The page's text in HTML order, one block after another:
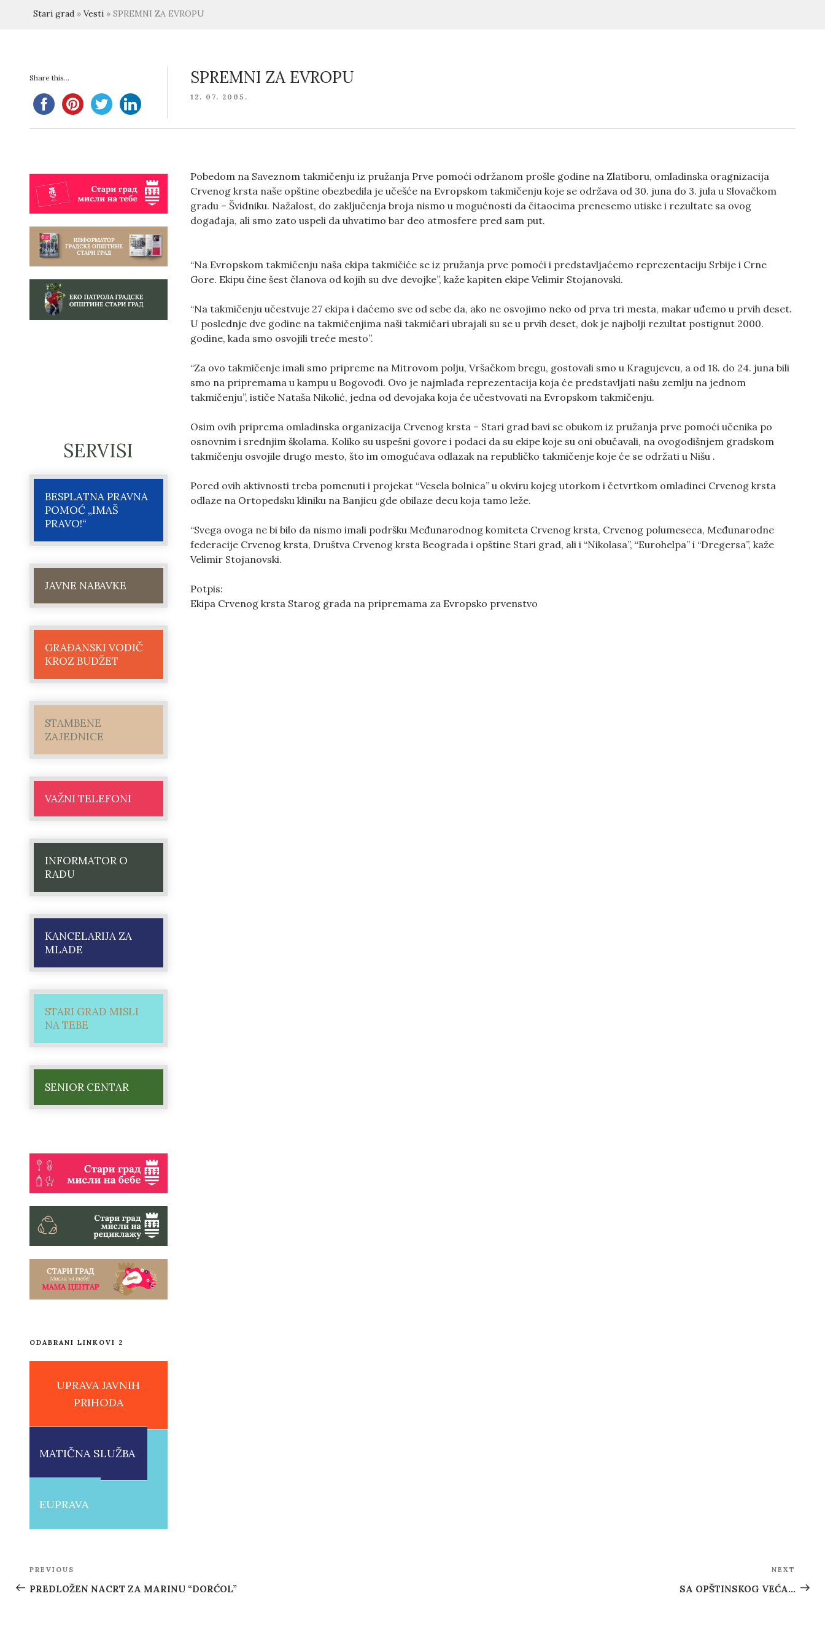
Stari grad » Vesti » SPREMNI ZA EVROPU
Share this... SPREMNI ZA EVROPU
POSTED
12. 07. 2005.
SERVISI
BESPLATNA PRAVNA
POMOĆ „IMAŠ
PRAVO!“
JAVNE NABAVKE
GRAĐANSKI VODIČ
KROZ BUDŽET
STAMBENE
ZAJEDNICE
VAŽNI TELEFONI
INFORMATOR O
RADU
KANCELARIJA ZA
MLADE
STARI GRAD MISLI
NA TEBE
SENIOR CENTAR
ODABRANI LINKOVI 2
UPRAVA JAVNIH
PRIHODA
MATIČNA SLUŽBA
EUPRAVA
Pobedom na Saveznom takmičenju iz pružanja Prve pomoći održanom prošle godine na Zlatiboru, omladinska oragnizacija
Crvenog krsta naše opštine obezbedila je učešće na Evropskom takmičenju koje se održava od 30. juna do 3. jula u Slovačkom
gradu – Švidniku. Nažalost, do zaključenja broja nismo u mogućnosti da čitaocima prenesemo utiske i rezultate sa ovog
događaja, ali smo zato uspeli da uhvatimo bar deo atmosfere pred sam put.
“Na Evropskom takmičenju naša ekipa takmičiće se iz pružanja prve pomoći i predstavljaćemo reprezentaciju Srbije i Crne
Gore. Ekipu čine šest članova od kojih su dve devojke”, kaže kapiten ekipe Velimir Stojanovski.
“Na takmičenju učestvuje 27 ekipa i daćemo sve od sebe da, ako ne osvojimo neko od prva tri mesta, makar uđemo u prvih deset.
U poslednje dve godine na takmičenjima naši takmičari ubrajali su se u prvih deset, dok je najbolji rezultat postignut 2000.
godine, kada smo osvojili treće mesto”.
“Za ovo takmičenje imali smo pripreme na Mitrovom polju, Vršačkom bregu, gostovali smo u Kragujevcu, a od 18. do 24. juna bili
smo na pripremama u kampu u Bogovođi. Ovo je najmlađa reprezentacija koja će predstavljati našu zemlju na jednom
takmičenju”, ističe Nataša Nikolić, jedna od devojaka koja će učestvovati na Evropskom takmičenju.
Osim ovih priprema omladinska organizacija Crvenog krsta – Stari grad bavi se obukom iz pružanja prve pomoći učenika po
osnovnim i srednjim školama. Koliko su uspešni govore i podaci da su ekipe koje su oni obučavali, na ovogodišnjem gradskom
takmičenju osvojile drugo mesto, što im omogućava odlazak na republičko takmičenje koje će se održati u Nišu .
Pored ovih aktivnosti treba pomenuti i projekat “Vesela bolnica” u okviru kojeg utorkom i četvrtkom omladinci Crvenog krsta
odlaze na Ortopedsku kliniku na Banjicu gde obilaze decu koja tamo leže.
“Svega ovoga ne bi bilo da nismo imali podršku Međunarodnog komiteta Crvenog krsta, Crvenog polumeseca, Međunarodne
federacije Crvenog krsta, Društva Crvenog krsta Beograda i opštine Stari grad, ali i “Nikolasa”, “Eurohelpa” i “Dregersa”, kaže
Velimir Stojanovski.
Potpis:
Ekipa Crvenog krsta Starog grada na pripremama za Evropsko prvenstvo
Post
navigation
Previous
Post
PREVIOUS
PREDLOŽEN NACRT ZA MARINU “DORĆOL”
Post
NEXT
SA OPŠTINSKOG VEĆA…